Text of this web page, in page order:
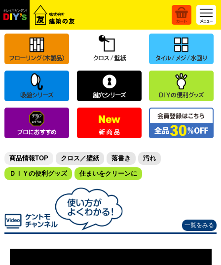
商品情報TOP クロス／壁紙 落書き 汚れ
ＤＩＹの便利グッズ 住まいをクリーンに
一覧をみる